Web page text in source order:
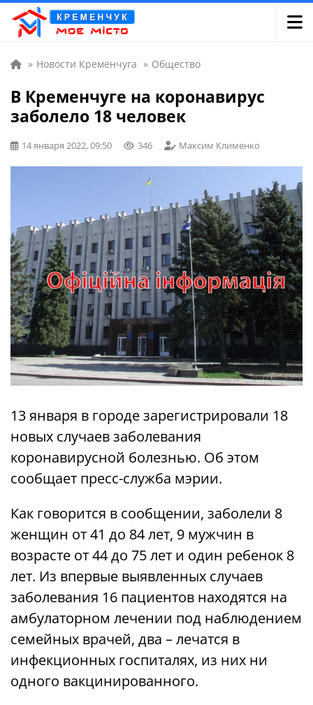
» Новости Кременчуга » Общество
В Кременчуге на коронавирус
заболело 18 человек
14 января 2022, 09:50 346 Максим Клименко
13 января в городе зарегистрировали 18
новых случаев заболевания
коронавирусной болезнью. Об этом
сообщает пресс-служба мэрии.
Как говорится в сообщении, заболели 8
женщин от 41 до 84 лет, 9 мужчин в
возрасте от 44 до 75 лет и один ребенок 8
лет. Из впервые выявленных случаев
заболевания 16 пациентов находятся на
амбулаторном лечении под наблюдением
семейных врачей, два – лечатся в
инфекционных госпиталях, из них ни
одного вакцинированного.